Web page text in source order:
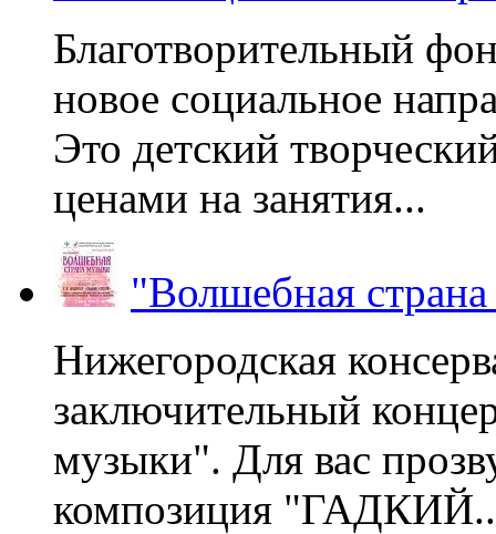
Благотворительный
новое социальное
Это детский
ценами на занятия...
"Волшебная
Нижегородская
заключительный
музыки". Для вас
композиция